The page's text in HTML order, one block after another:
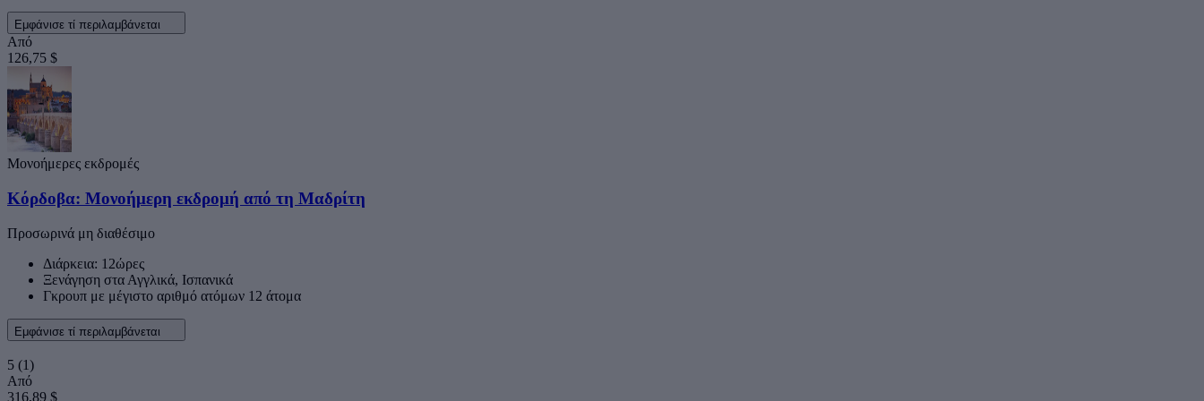
Εμφάνισε τί περιλαμβάνεται
Από
126,75 $
Μονοήμερες εκδρομές
Κόρδοβα: Μονοήμερη εκδρομή από τη Μαδρίτη
Προσωρινά μη διαθέσιμο
Διάρκεια: 12ώρες
Ξενάγηση στα Αγγλικά, Ισπανικά
Γκρουπ με μέγιστο αριθμό ατόμων 12 άτομα
Εμφάνισε τί περιλαμβάνεται
5 (1)
Από
316,89 $